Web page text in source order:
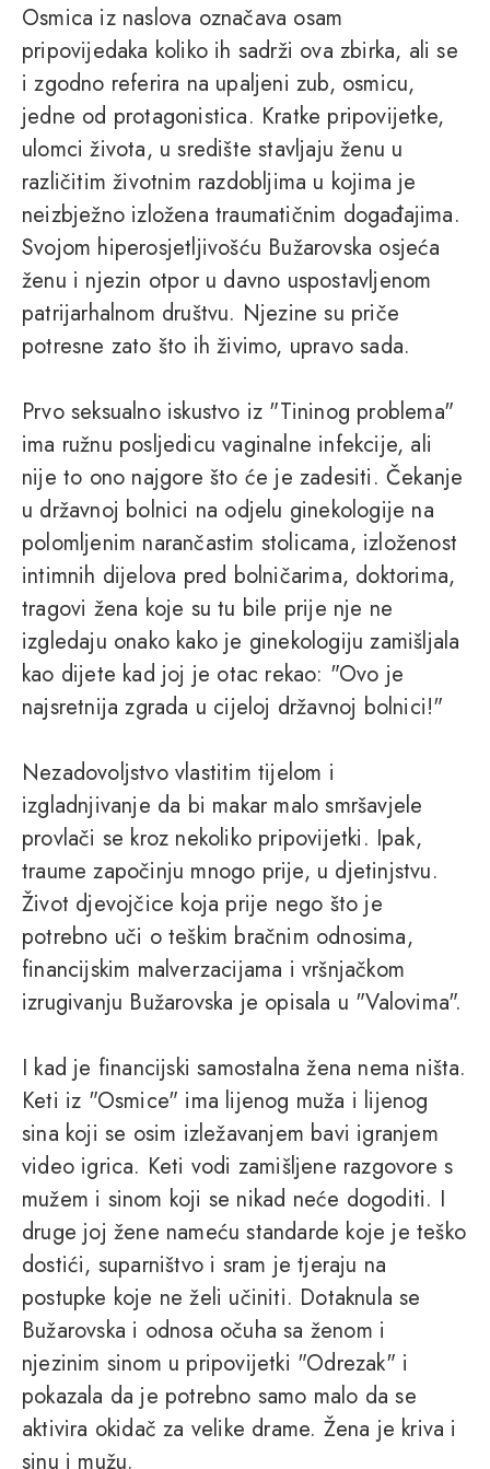
Osmica iz naslova označava osam
pripovijedaka koliko ih sadrži ova zbirka, ali se
i zgodno referira na upaljeni zub, osmicu,
jedne od protagonistica. Kratke pripovijetke,
ulomci života, u središte stavljaju ženu u
različitim životnim razdobljima u kojima je
neizbježno izložena traumatičnim događajima.
Svojom hiperosjetljivošću Bužarovska osjeća
ženu i njezin otpor u davno uspostavljenom
patrijarhalnom društvu. Njezine su priče
potresne zato što ih živimo, upravo sada.
Prvo seksualno iskustvo iz "Tininog problema"
ima ružnu posljedicu vaginalne infekcije, ali
nije to ono najgore što će je zadesiti. Čekanje
u državnoj bolnici na odjelu ginekologije na
polomljenim narančastim stolicama, izloženost
intimnih dijelova pred bolničarima, doktorima,
tragovi žena koje su tu bile prije nje ne
izgledaju onako kako je ginekologiju zamišljala
kao dijete kad joj je otac rekao: "Ovo je
najsretnija zgrada u cijeloj državnoj bolnici!"
Nezadovoljstvo vlastitim tijelom i
izgladnjivanje da bi makar malo smršavjele
provlači se kroz nekoliko pripovijetki. Ipak,
traume započinju mnogo prije, u djetinjstvu.
Život djevojčice koja prije nego što je
potrebno uči o teškim bračnim odnosima,
financijskim malverzacijama i vršnjačkom
izrugivanju Bužarovska je opisala u "Valovima".
I kad je financijski samostalna žena nema ništa.
Keti iz "Osmice" ima lijenog muža i lijenog
sina koji se osim izležavanjem bavi igranjem
video igrica. Keti vodi zamišljene razgovore s
mužem i sinom koji se nikad neće dogoditi. I
druge joj žene nameću standarde koje je teško
dostići, suparništvo i sram je tjeraju na
postupke koje ne želi učiniti. Dotaknula se
Bužarovska i odnosa očuha sa ženom i
njezinim sinom u pripovijetki "Odrezak" i
pokazala da je potrebno samo malo da se
aktivira okidač za velike drame. Žena je kriva i
sinu i mužu.